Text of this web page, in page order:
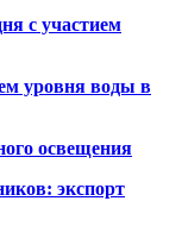
с участием
уровня воды в
освещения
экспорт